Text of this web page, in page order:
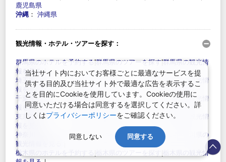
鹿児島県
沖縄 ： 沖縄県
観光情報・ホテル・ツアーを探す：
群馬県のホテルを予約する|群馬県のツアーを探す|群馬県の観光情
報を見る｜
埼玉県のホテルを予約する
埼玉県のツアーを探す|埼玉県の観光情
報を見る｜
千葉県のホテルを予約する|千葉県のツアーを探す|千葉県の観光情
報を見る｜
東京都のホテルを予約する| 東京都のツアーを探す|東京都の観光情
報を見る
神奈川県のホテルを予約する| 神奈川県のツアーを探す
神奈川県の
観光情報を見る
栃木県のホテルを予約する
栃木県の観光情
当社サイト内においてお客様ごとに最適なサービスを提
供する目的及び当社サイト外で最適な広告を表示するこ
とを目的にCookieを使用しています。Cookieの使用に
同意いただける場合は同意するを選択してください。詳
しくはプライバシーポリシーをご確認ください。
同意しない 同意する